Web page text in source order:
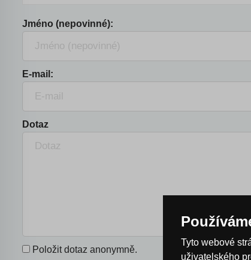
Jméno (nepovinné):
E-mail:
Dotaz
Položit dotaz anonymně.
Tyto webové
uživatelského